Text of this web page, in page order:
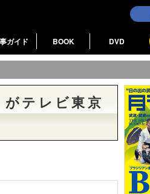
ガイド BOOK DVD
テレビ東京